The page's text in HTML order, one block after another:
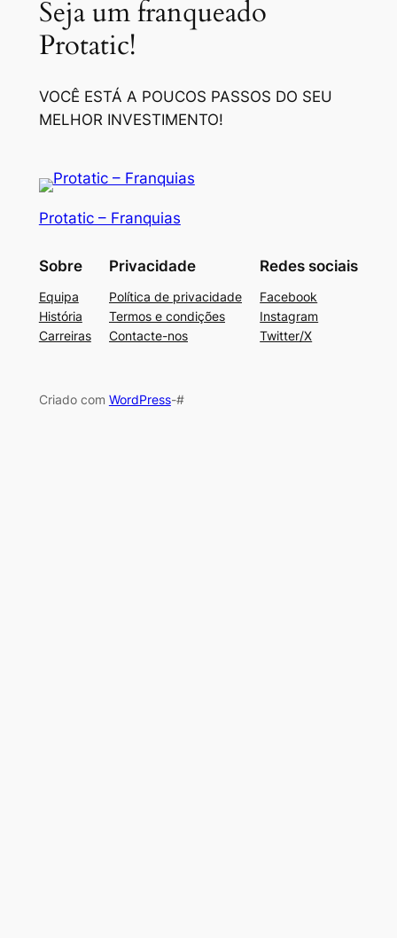
Seja um franqueado
Protatic!
VOCÊ ESTÁ A POUCOS PASSOS DO SEU
MELHOR INVESTIMENTO!
Protatic – Franquias
Sobre
Equipa
História
Carreiras
Privacidade
Política de privacidade
Termos e condições
Contacte-nos
Redes sociais
Facebook
Instagram
Twitter/X
Criado com WordPress-#